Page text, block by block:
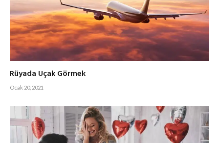
Rüyada Uçak Görmek
Ocak 20, 2021